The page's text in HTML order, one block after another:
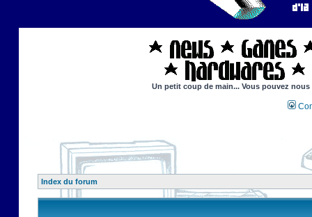
Un petit coup de main... Vous pouvez
Index du forum